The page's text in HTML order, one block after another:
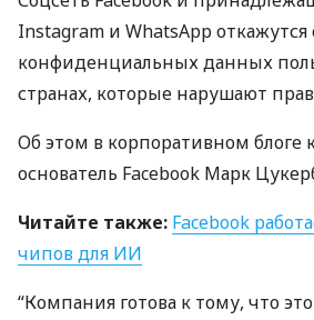
Instagram и WhatsApp
конфиденциальных данных
странах, которые нарушают
Об этом в корпоративном блоге
основатель Facebook Марк
Читайте также: Facebook
чипов для ИИ
“Компания готова к тому, что